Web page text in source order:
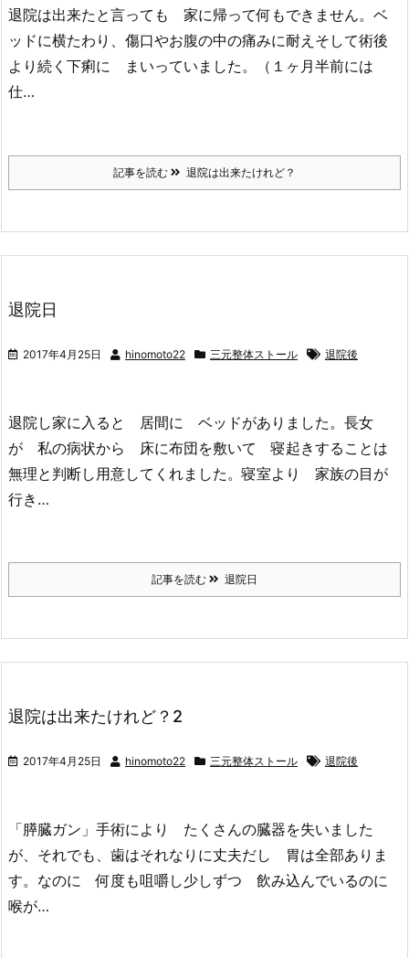
退院は出来たと言っても 家に帰って何もできません。ベ
ッドに横たわり、傷口やお腹の中の痛みに耐えそして術後
より続く下痢に まいっていました。（１ヶ月半前には
仕…
記事を読む 退院は出来たけれど？
退院日
2017年4月25日 hinomoto22 三元整体ストール 退院後
退院し家に入ると 居間に ベッドがありました。長女
が 私の病状から 床に布団を敷いて 寝起きすることは
無理と判断し用意してくれました。寝室より 家族の目が
行き…
記事を読む 退院日
退院は出来たけれど？2
2017年4月25日 hinomoto22 三元整体ストール 退院後
「膵臓ガン」手術により たくさんの臓器を失いました
が、それでも、歯はそれなりに丈夫だし 胃は全部ありま
す。なのに 何度も咀嚼し少しずつ 飲み込んでいるのに
喉が…